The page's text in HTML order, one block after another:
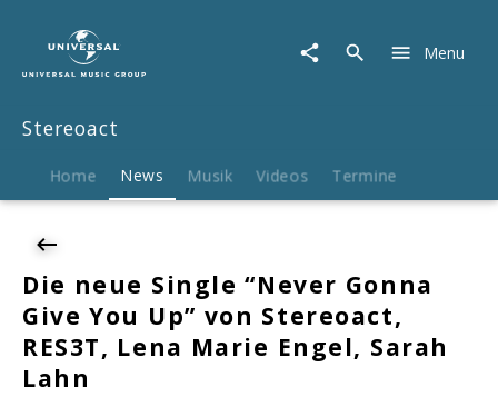
neue
"Never
Gonna
von
Stereoact,
RES3T,
Lena
Marie
Menu
Stereoact
Home News Musik Videos Termine
Die neue Single “Never Gonna
Give You Up” von Stereoact,
RES3T, Lena Marie Engel, Sarah
Lahn